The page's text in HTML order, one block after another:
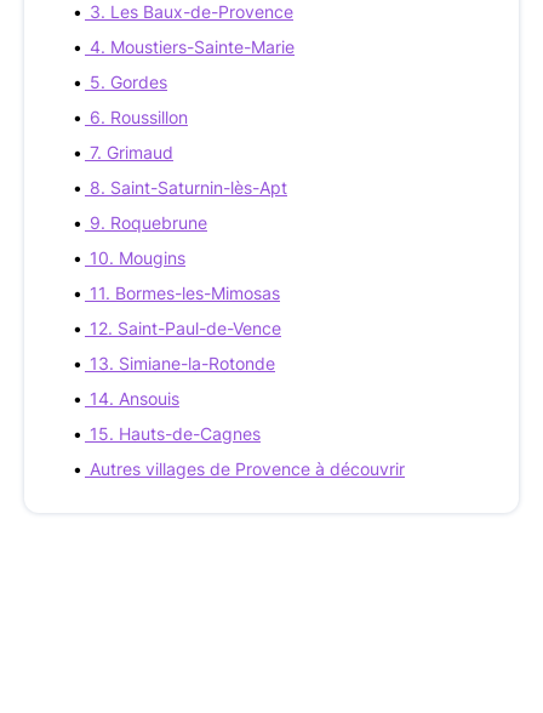
3. Les Baux-de-Provence
4. Moustiers-Sainte-Marie
5. Gordes
6. Roussillon
7. Grimaud
8. Saint-Saturnin-lès-Apt
9. Roquebrune
10. Mougins
11. Bormes-les-Mimosas
12. Saint-Paul-de-Vence
13. Simiane-la-Rotonde
14. Ansouis
15. Hauts-de-Cagnes
Autres villages de Provence à découvrir